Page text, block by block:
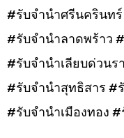
#รับจำนำศรีนครินท
#รับจำนำลาดพร้าว
#รับจำนำเลียบด่วน
#รับจำนำสุทธิสาร #
#รับจำนำเมืองทอง